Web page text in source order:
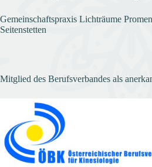
Gemeinschaftspraxis Lichträume
Seitenstetten
Mitglied des Berufsverbandes als